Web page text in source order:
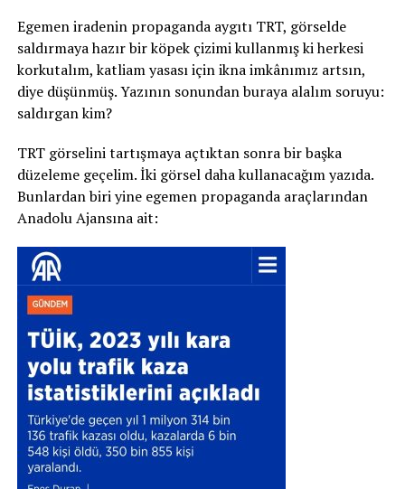
Egemen iradenin propaganda aygıtı TRT, görselde
saldırmaya hazır bir köpek çizimi kullanmış ki herkesi
korkutalım, katliam yasası için ikna imkânımız artsın,
diye düşünmüş. Yazının sonundan buraya alalım soruyu:
saldırgan kim?
TRT görselini tartışmaya açtıktan sonra bir başka
düzeleme geçelim. İki görsel daha kullanacağım yazıda.
Bunlardan biri yine egemen propaganda araçlarından
Anadolu Ajansına ait: